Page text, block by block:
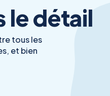
France
le détail
tous les
et bien